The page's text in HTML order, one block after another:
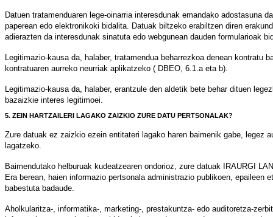
Datuen tratamenduaren lege-oinarria interesdunak emandako
paperean edo elektronikoki bidalita. Datuak biltzeko erabiltzen diren
adierazten da interesdunak sinatuta edo webgunean dauden formularioak
Legitimazio-kausa da, halaber, tratamendua beharrezkoa denean
kontratuaren aurreko neurriak aplikatzeko ( DBEO, 6.1.a eta b).
Legitimazio-kausa da, halaber, erantzule den aldetik bete behar dituen
bazaizkie interes legitimoei.
5. ZEIN HARTZAILERI LAGAKO ZAIZKIO ZURE DATU PERTSONALAK?
Zure datuak ez zaizkio ezein entitateri lagako haren baimenik gabe, legez
lagatzeko.
Baimendutako helburuak kudeatzearen ondorioz, zure datuak IRAURGI
Era berean, haien informazio pertsonala administrazio publikoen,
babestuta badaude.
Aholkularitza-, informatika-, marketing-, prestakuntza- edo auditoretza-